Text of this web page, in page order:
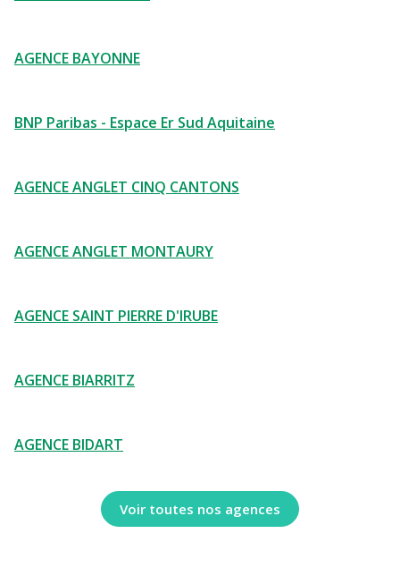
AGENCE BAYONNE
BNP Paribas - Espace Er Sud Aquitaine
AGENCE ANGLET CINQ CANTONS
AGENCE ANGLET MONTAURY
AGENCE SAINT PIERRE D'IRUBE
AGENCE BIARRITZ
AGENCE BIDART
Voir toutes nos agences